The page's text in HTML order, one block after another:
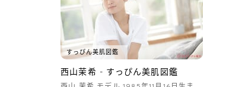
すっぴん美肌図鑑
西山茉希 - すっぴん美肌図鑑